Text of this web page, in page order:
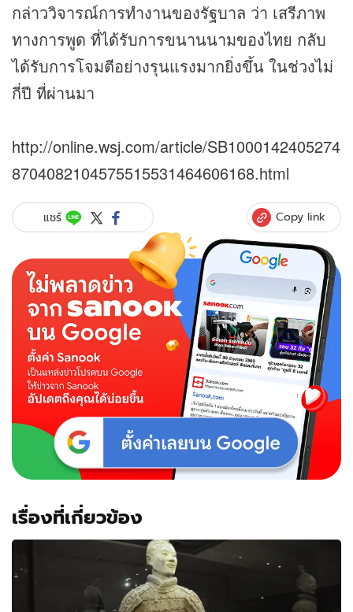
กล่าววิจารณ์การทำงานของรัฐบาล ว่า เสรีภาพ
ทางการพูด ที่ได้รับการขนานนามของไทย กลับ
ได้รับการโจมตีอย่างรุนแรงมากยิ่งขึ้น ในช่วงไม่
กี่ปี ที่ผ่านมา
http://online.wsj.com/article/SB1000142405274
8704082104575515531464606168.html
แชร์ Copy link
เรื่องที่เกี่ยวข้อง